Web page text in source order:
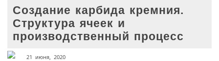
Создание карбида кремния.
Структура ячеек и
производственный процесс
21 июня, 2020